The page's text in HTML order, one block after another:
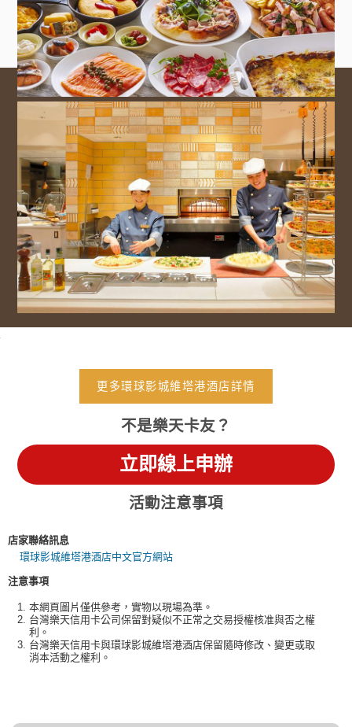
更多環球影城維塔港酒店詳情
不是樂天卡友？
立即線上申辦
活動注意事項
店家聯絡訊息
環球影城維塔港酒店中文官方網站
注意事項
本網頁圖片僅供參考，實物以現場為準。
台灣樂天信用卡公司保留對疑似不正常之交易授權核准與否之權
利。
台灣樂天信用卡與環球影城維塔港酒店保留隨時修改、變更或取
消本活動之權利。